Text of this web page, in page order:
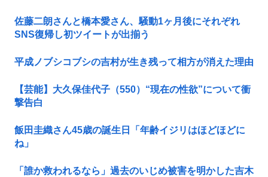
佐藤二朗さんと橋本愛さん、騒動1ヶ月後にそれぞれ
SNS復帰し初ツイートが出揃う
平成ノブシコブシの吉村が生き残って相方が消えた理由
【芸能】大久保佳代子（550）“現在の性欲”について衝
撃告白
飯田圭織さん45歳の誕生日「年齢イジリはほどほどに
ね」
「誰か救われるなら」過去のいじめ被害を明かした吉木